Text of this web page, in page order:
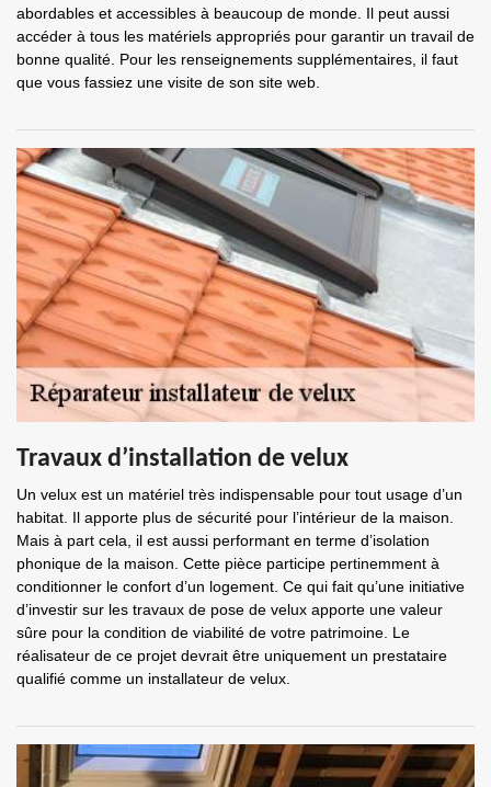
abordables et accessibles à beaucoup de monde. Il peut aussi
accéder à tous les matériels appropriés pour garantir un travail de
bonne qualité. Pour les renseignements supplémentaires, il faut
que vous fassiez une visite de son site web.
Travaux d’installation de velux
Un velux est un matériel très indispensable pour tout usage d’un
habitat. Il apporte plus de sécurité pour l’intérieur de la maison.
Mais à part cela, il est aussi performant en terme d’isolation
phonique de la maison. Cette pièce participe pertinemment à
conditionner le confort d’un logement. Ce qui fait qu’une initiative
d’investir sur les travaux de pose de velux apporte une valeur
sûre pour la condition de viabilité de votre patrimoine. Le
réalisateur de ce projet devrait être uniquement un prestataire
qualifié comme un installateur de velux.